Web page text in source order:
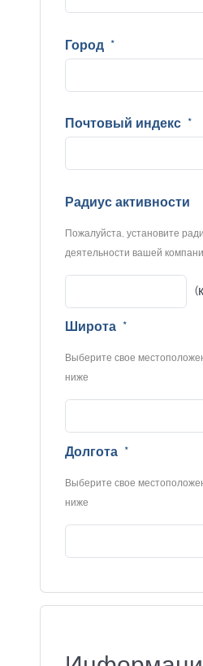
Город *
Почтовый индекс *
Радиус активности
Пожалуйста, установите
деятельности вашей
Широта *
Выберите свое
ниже
Долгота *
Выберите свое
ниже